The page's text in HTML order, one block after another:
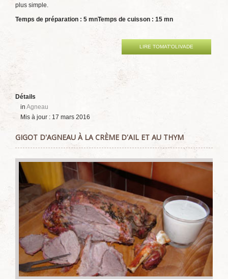
plus simple.
Temps de préparation : 5 mnTemps de cuisson : 15 mn
LIRE TOMAT'OLIVADE
Détails
in Agneau
Mis à jour : 17 mars 2016
GIGOT D'AGNEAU À LA CRÈME D'AIL ET AU THYM